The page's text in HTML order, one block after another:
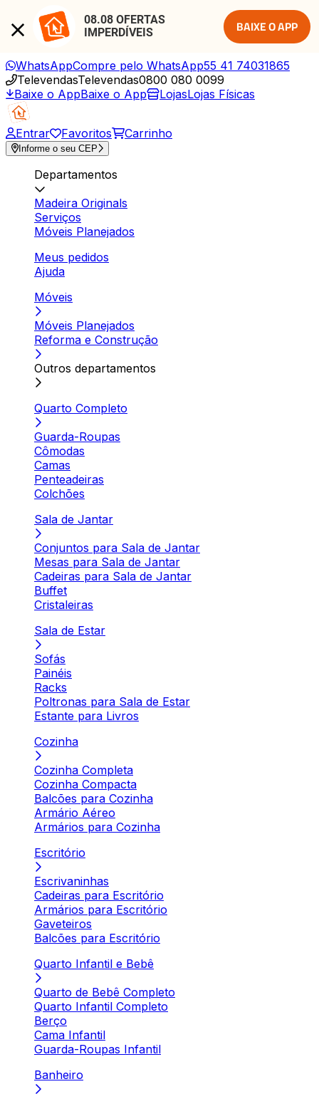
08.08 OFERTAS
IMPERDÍVEIS
BAIXE O APP
WhatsAppCompre pelo WhatsApp55 41 74031865
TelevendasTelevendas0800 080 0099
Baixe o AppBaixe o App LojasLojas Físicas
Entrar Favoritos Carrinho
Informe o seu CEP
Departamentos
Madeira Originals
Serviços
Móveis Planejados
Meus pedidos
Ajuda
Móveis
Móveis Planejados
Reforma e Construção
Outros departamentos
Quarto Completo
Guarda-Roupas
Cômodas
Camas
Penteadeiras
Colchões
Sala de Jantar
Conjuntos para Sala de Jantar
Mesas para Sala de Jantar
Cadeiras para Sala de Jantar
Buffet
Cristaleiras
Sala de Estar
Sofás
Painéis
Racks
Poltronas para Sala de Estar
Estante para Livros
Cozinha
Cozinha Completa
Cozinha Compacta
Balcões para Cozinha
Armário Aéreo
Armários para Cozinha
Escritório
Escrivaninhas
Cadeiras para Escritório
Armários para Escritório
Gaveteiros
Balcões para Escritório
Quarto Infantil e Bebê
Quarto de Bebê Completo
Quarto Infantil Completo
Berço
Cama Infantil
Guarda-Roupas Infantil
Banheiro